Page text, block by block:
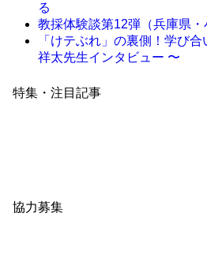
る
教採体験談第12弾（兵庫県・
「けテぶれ」の裏側！学び
祥太先生インタビュー 〜
特集・注目記事
協力募集